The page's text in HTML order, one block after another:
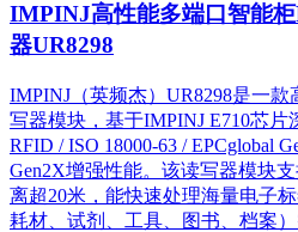
IMPINJ高性能多端口智能
器UR8298
IMPINJ（英频杰）UR8298是一
写器模块，基于IMPINJ E710芯
RFID / ISO 18000-63 / EPCglobal
Gen2X增强性能。该读写器模块
离超20米，能快速处理海量电子
耗材、试剂、工具、图书、档案